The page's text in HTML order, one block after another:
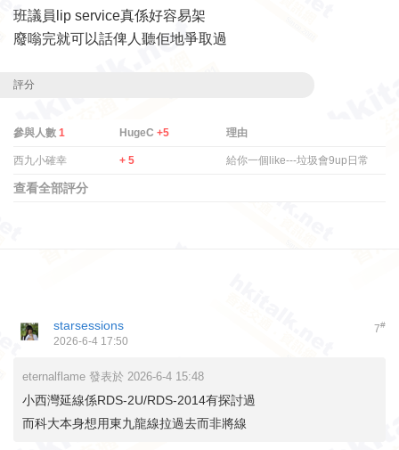
班議員lip service真係好容易架
廢嗡完就可以話俾人聽佢地爭取過
評分
參與人數 1 HugeC+5 理由
西九小確幸 + 5 給你一個like---垃圾會9up日常
查看全部評分
7#
starsessions
2026-6-4 17:50
eternalflame 發表於 2026-6-4 15:48
小西灣延線係RDS-2U/RDS-2014有探討過
而科大本身想用東九龍線拉過去而非將線